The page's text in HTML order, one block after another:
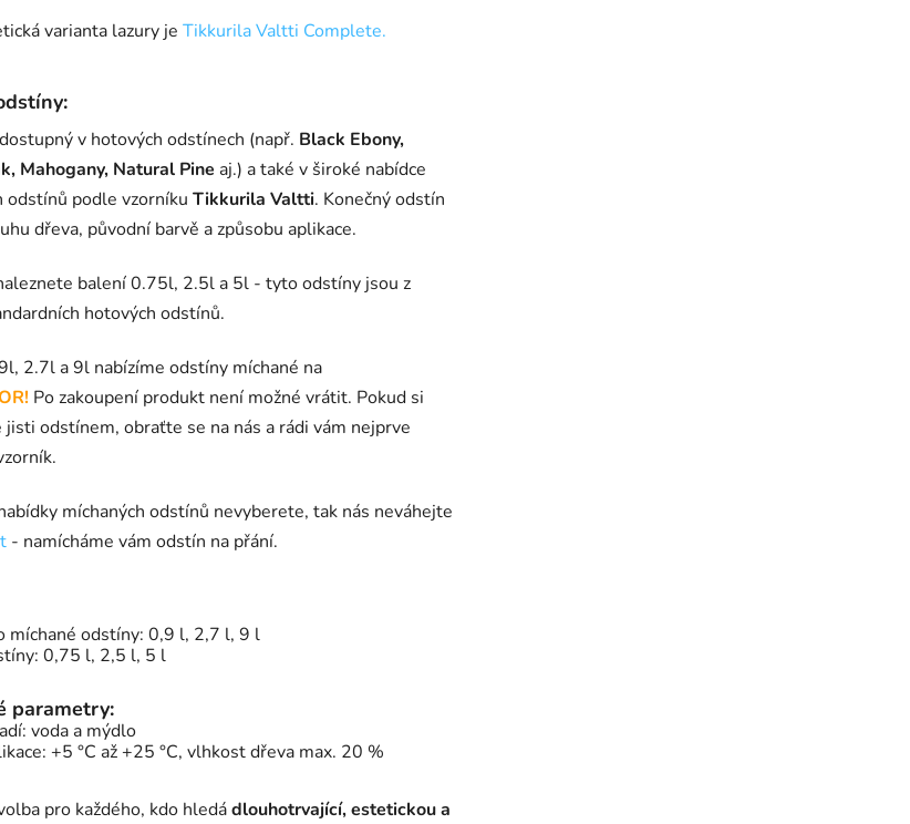
varianta lazury je Tikkurila Valtti Complete.
v hotových odstínech (např. Black Ebony,
Mahogany, Natural Pine aj.) a také v široké nabídce
odstínů podle vzorníku Tikkurila Valtti. Konečný odstín
dřeva, původní barvě a způsobu aplikace.
balení 0.75l, 2.5l a 5l - tyto odstíny jsou z
hotových odstínů.
2.7l a 9l nabízíme odstíny míchané na
Po zakoupení produkt není možné vrátit. Pokud si
odstínem, obraťte se na nás a rádi vám nejprve
míchaných odstínů nevyberete, tak nás neváhejte
- namícháme vám odstín na přání.
míchané odstíny: 0,9 l, 2,7 l, 9 l
0,75 l, 2,5 l, 5 l
parametry:
voda a mýdlo
+5 °C až +25 °C, vlhkost dřeva max. 20 %
pro každého, kdo hledádlouhotrvající, estetickou a